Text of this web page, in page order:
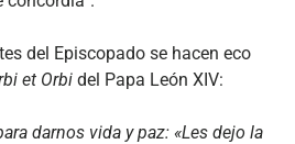
del Episcopado se hacen eco
et Orbi del Papa León XIV:
darnos vida y paz: «Les dejo la